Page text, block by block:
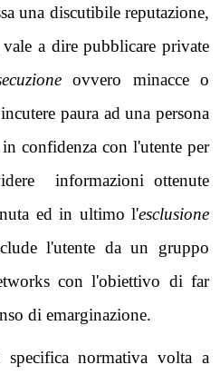
una discutibile reputazione,
vale a dire pubblicare private
ovvero minacce o
paura ad una persona
in confidenza con l'utente per
informazioni ottenute
ed in ultimo l'esclusione
l'utente da un gruppo
con l'obiettivo di far
di emarginazione.
specifica normativa volta a